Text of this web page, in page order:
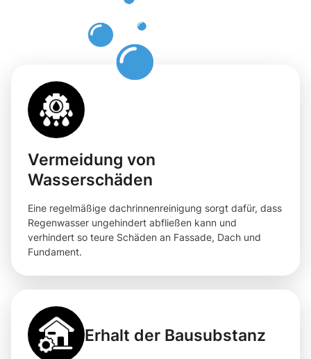
Vermeidung von
Wasserschäden
Eine regelmäßige dachrinnenreinigung sorgt dafür, dass
Regenwasser ungehindert abfließen kann und
verhindert so teure Schäden an Fassade, Dach und
Fundament.
Erhalt der Bausubstanz